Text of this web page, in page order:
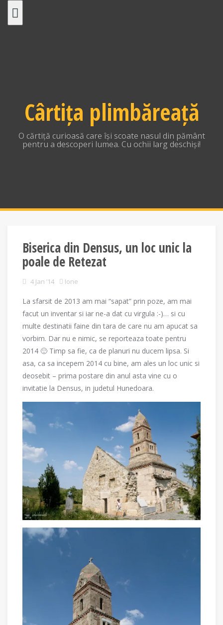
Cârtița plimbăreață
O cărtiță curioasă care își scoate nasul din pământ
pentru a descoperi lumea. Cu ochii larg deschiși!
Biserica din Densus, un loc unic la
poale de Retezat
4 Jan ’14 Ione
La sfarsit de 2013 am mai “sapat” prin poze, am mai
facut un inventar si iar ne-a dat cu virgula :-)… si cu
multe destinatii faine din tara de care nu am apucat sa
vorbim. Dar nu e nimic, se reporteaza toate pentru
2014 🙂 Timp sa fie, ca de planuri nu ducem lipsa. Si
asa, ca sa incepem 2014 cu bine, am ales un loc unic si
deosebit – prima postare din anul asta vine cu o
invitatie la Densus, in judetul Hunedoara.